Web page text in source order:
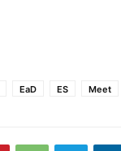
EaD ES Meet